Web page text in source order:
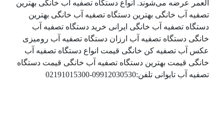
العمر عرضه می‌شوند. انواع دستگاه تصفیه آب خانگی بهترین
تصفیه آب خانگی بهترین دستگاه تصفیه آب خانگی بهترین
دستگاه تصفیه آب خانگی ایرانی خرید دستگاه تصفیه آب
خانگی دستگاه تصفیه آب ارزان دستگاه تصفیه آب رومیزی
عکس آب تصفیه کن خانگی قیمت انواع دستگاه تصفیه آب
خانگی قیمت بهترین دستگاه تصفیه آب خانگی قیمت دستگاه
تصفیه آب تایوانی تلفن:09912030530-02191015300